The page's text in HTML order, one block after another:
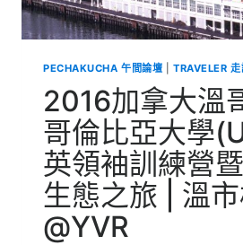
PECHAKUCHA 午間論壇 |TRAVELER
2016加拿大溫
哥倫比亞大學
英領袖訓練營
生態之旅 | 溫
@YVR